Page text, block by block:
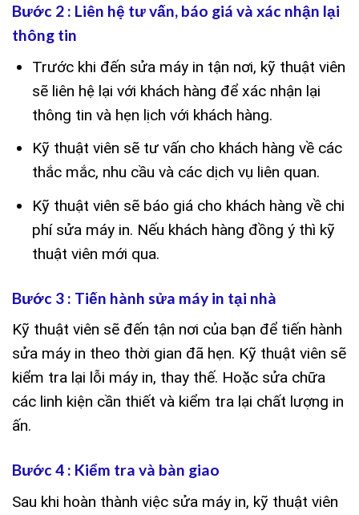
Bước 2 : Liên hệ tư vấn, báo giá và xác nhận lại
thông tin
Trước khi đến sửa máy in tận nơi, kỹ thuật viên
sẽ liên hệ lại với khách hàng để xác nhận lại
thông tin và hẹn lịch với khách hàng.
Kỹ thuật viên sẽ tư vấn cho khách hàng về các
thắc mắc, nhu cầu và các dịch vụ liên quan.
Kỹ thuật viên sẽ báo giá cho khách hàng về chi
phí sửa máy in. Nếu khách hàng đồng ý thì kỹ
thuật viên mới qua.
Bước 3 : Tiến hành sửa máy in tại nhà
Kỹ thuật viên sẽ đến tận nơi của bạn để tiến hành
sửa máy in theo thời gian đã hẹn. Kỹ thuật viên sẽ
kiểm tra lại lỗi máy in, thay thế. Hoặc sửa chữa
các linh kiện cần thiết và kiểm tra lại chất lượng in
ấn.
Bước 4 : Kiểm tra và bàn giao
Sau khi hoàn thành việc sửa máy in, kỹ thuật viên